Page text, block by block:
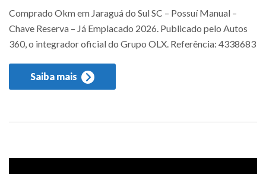
Comprado Okm em Jaraguá do Sul SC – Possuí Manual –
Chave Reserva – Já Emplacado 2026. Publicado pelo Autos
360, o integrador oficial do Grupo OLX. Referência: 4338683
Saiba mais